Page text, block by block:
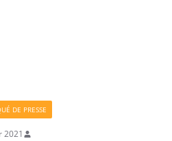
DE PRESSE
2021